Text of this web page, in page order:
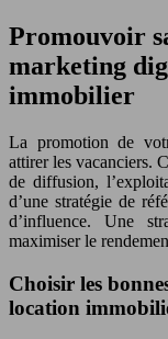
Promouvoir
marketing
immobilier
La promotion de
attirer les vacanciers.
de diffusion,
d’une stratégie de
d’influence. Une
maximiser le
Choisir les
location